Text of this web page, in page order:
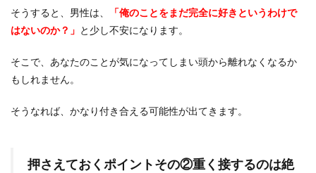
そうすると、男性は、
「俺のことをまだ完全に好きというわけで
はないのか？」 と少し不安になります。
そこで、あなたのことが気になってしまい頭から離れなくなるか
もしれません。
そうなれば、かなり付き合える可能性が出てきます。
押さえておくポイントその②重く接するのは絶